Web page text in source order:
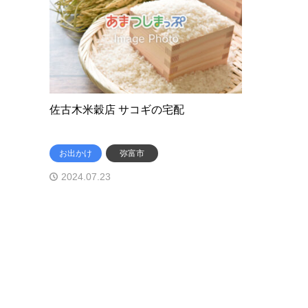
佐古木米穀店 サコギの宅配
お出かけ 弥富市
2024.07.23